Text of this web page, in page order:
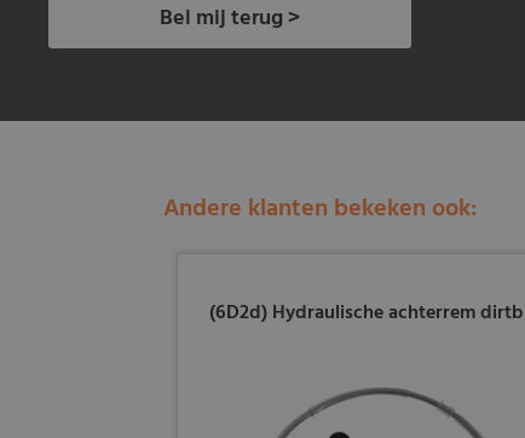
Bel mij terug >
Andere klanten bekeken ook:
(6D2d) Hydraulische achterrem